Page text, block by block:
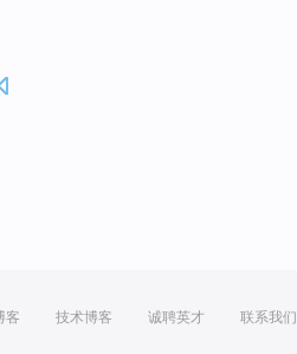
客 技术博客 诚聘英才 联系我们